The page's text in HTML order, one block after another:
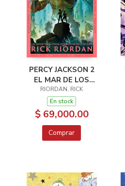
PERCY JACKSON 2
EL MAR DE LOS
MOSNTRUOS
RIORDAN, RICK
En stock
$ 69,000.00
Comprar